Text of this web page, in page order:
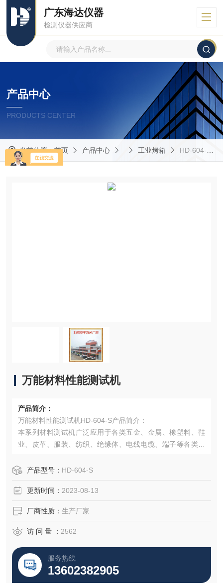
广东海达仪器
检测仪器供应商
产品中心
PRODUCTS CENTER
当前位置：首页 产品中心 工业烤箱 HD-604-S万能材料性能测试机
万能材料性能测试机
产品简介：
万能材料性能测试机HD-604-S产品简介：
本系列材料测试机广泛应用于各类五金、金属、橡塑料、鞋
业、皮革、服装、纺织、绝缘体、电线电缆、端子等各类材
折……等各项物性测试性能。
产品型号： HD-604-S
更新时间： 2023-08-13
厂商性质： 生产厂家
访 问 量 ： 2562
服务热线
13602382905